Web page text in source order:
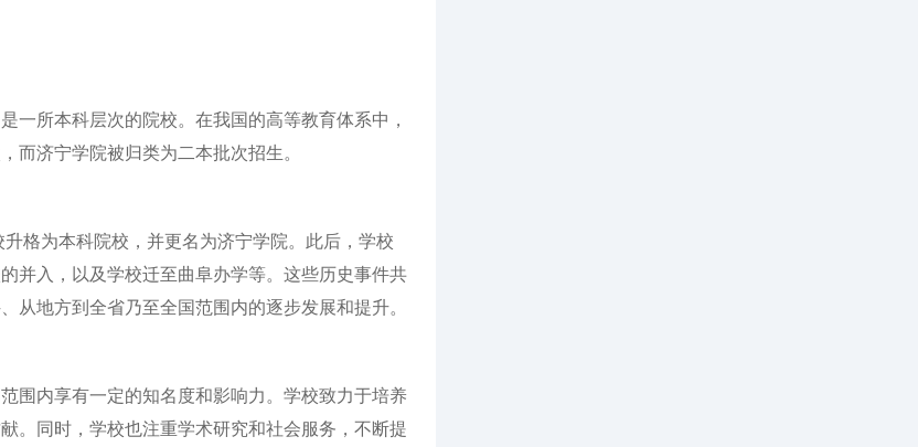
一所本科层次的院校。在我国的高等教育体系中，
而济宁学院被归类为二本批次招生。
格为本科院校，并更名为济宁学院。此后，学校
并入，以及学校迁至曲阜办学等。这些历史事件共
地方到全省乃至全国范围内的逐步发展和提升。
围内享有一定的知名度和影响力。学校致力于培养
。同时，学校也注重学术研究和社会服务，不断提